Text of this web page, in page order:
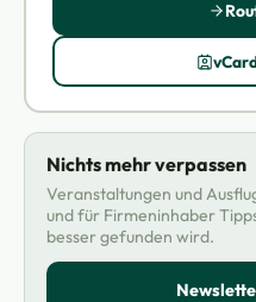
Nichts mehr verpassen
Veranstaltungen und
und für Firmeninhaber
besser gefunden wird.